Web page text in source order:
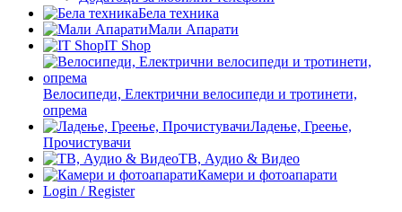
Бела техника
Мали Апарати
IT Shop
Велосипеди, Електрични велосипеди и тротинети,
опрема
Ладење, Греење,
Прочистувачи
ТВ, Аудио & Видео
Камери и фотоапарати
Login / Register